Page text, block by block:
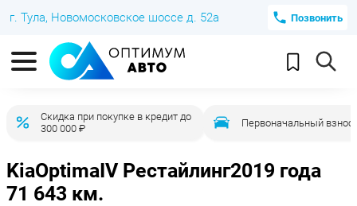
г. Тула, Новомосковское шоссе д. 52а Позвонить
Скидка при покупке в кредит до
300 000 ₽
Первоначальный взнос
KiaOptimaIV Рестайлинг2019 года
71 643 км.